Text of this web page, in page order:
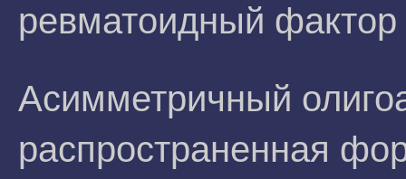
ревматоидный фактор
Асимметричный
распространенная